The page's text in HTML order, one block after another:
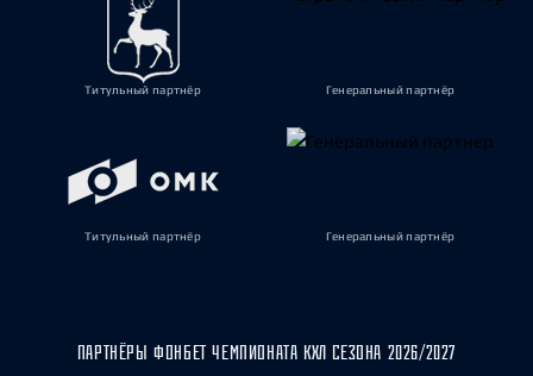
Титульный партнёр Генеральный партнёр
Титульный партнёр Генеральный партнёр
ПАРТНЁРЫ ФОНБЕТ ЧЕМПИОНАТА КХЛ СЕЗОНА 2026/2027